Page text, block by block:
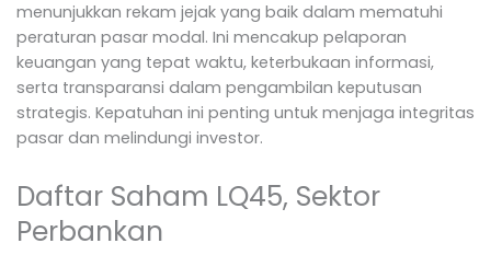
menunjukkan rekam jejak yang baik dalam mematuhi
peraturan pasar modal. Ini mencakup pelaporan
keuangan yang tepat waktu, keterbukaan informasi,
serta transparansi dalam pengambilan keputusan
strategis. Kepatuhan ini penting untuk menjaga integritas
pasar dan melindungi investor.
Daftar Saham LQ45, Sektor
Perbankan